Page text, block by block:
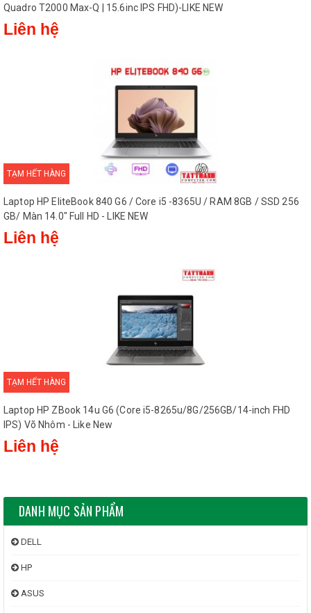
Quadro T2000 Max-Q | 15.6inc IPS FHD)-LIKE NEW
Liên hệ
TẠM HẾT HÀNG
Laptop HP EliteBook 840 G6 / Core i5 -8365U / RAM 8GB / SSD 256
GB/ Màn 14.0″ Full HD - LIKE NEW
Liên hệ
TẠM HẾT HÀNG
Laptop HP ZBook 14u G6 (Core i5-8265u/8G/256GB/14-inch FHD
IPS) Võ Nhôm - Like New
Liên hệ
DANH MỤC SẢN PHẨM
DELL
HP
ASUS